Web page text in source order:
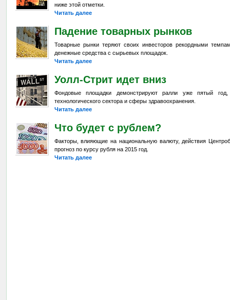
ниже этой отметки.
Читать далее
Падение товарных рынков
Товарные рынки теряют своих инвесторов рекордными
денежные средства с сырьевых площадок.
Читать далее
Уолл-Стрит идет вниз
Фондовые площадки демонстрируют ралли уже пятый
технологического сектора и сферы здравоохранения.
Читать далее
Что будет с рублем?
Факторы, влияющие на национальную валюту, действия
прогноз по курсу рубля на 2015 год.
Читать далее